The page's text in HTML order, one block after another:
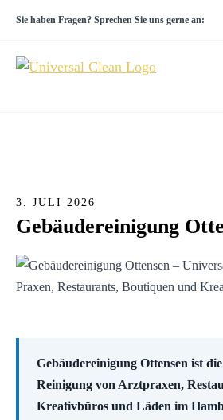
Sie haben Fragen? Sprechen Sie uns gerne an:
3. JULI 2026
Gebäudereinigung
Gebäudereinigung Ottensen ist
Reinigung von Arztpraxen,
Kreativbüros und Läden im